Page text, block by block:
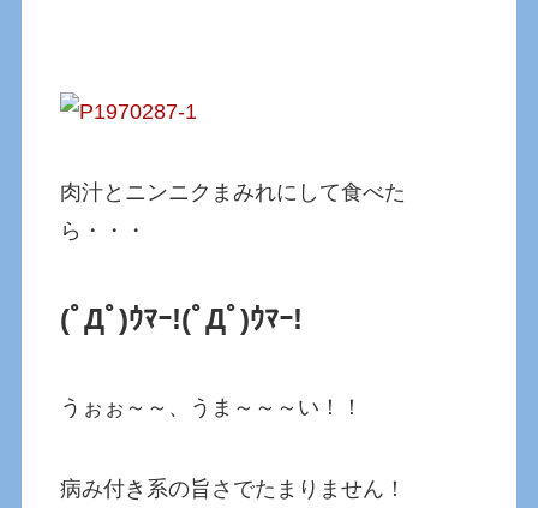
肉汁とニンニクまみれにして食べた
ら・・・
(ﾟДﾟ)ｳﾏｰ!(ﾟДﾟ)ｳﾏｰ!
うぉぉ～～、うま～～～い！！
病み付き系の旨さでたまりません！